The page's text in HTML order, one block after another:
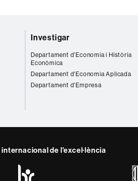
Investigar
Departament d'Economia i Història
Econòmica
Departament d'Economia Aplicada
Departament d'Empresa
de l'excel·lència